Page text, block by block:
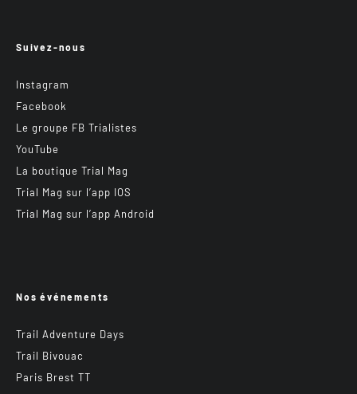
Suivez-nous
Instagram
Facebook
Le groupe FB Trialistes
YouTube
La boutique Trial Mag
Trial Mag sur l’app IOS
Trial Mag sur l’app Android
Nos événements
Trail Adventure Days
Trail Bivouac
Paris Brest TT